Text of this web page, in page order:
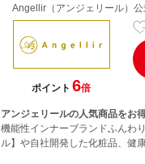
Angellir（アンジェリール）公
ポイント 6倍
アンジェリールの人気商品をお
機能性インナーブランドふんわ
ル】や自社開発した化粧品、健